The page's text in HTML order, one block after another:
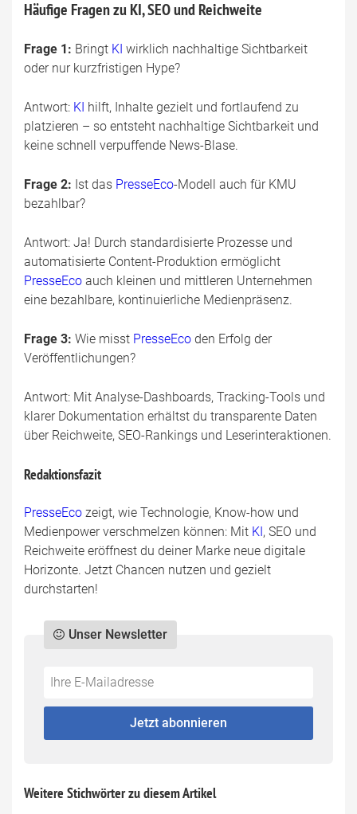
Häufige Fragen zu KI, SEO und Reichweite
Frage 1: Bringt KI wirklich nachhaltige Sichtbarkeit
oder nur kurzfristigen Hype?
Antwort: KI hilft, Inhalte gezielt und fortlaufend zu
platzieren – so entsteht nachhaltige Sichtbarkeit und
keine schnell verpuffende News-Blase.
Frage 2: Ist das PresseEco-Modell auch für KMU
bezahlbar?
Antwort: Ja! Durch standardisierte Prozesse und
automatisierte Content-Produktion ermöglicht
PresseEco auch kleinen und mittleren Unternehmen
eine bezahlbare, kontinuierliche Medienpräsenz.
Frage 3: Wie misst PresseEco den Erfolg der
Veröffentlichungen?
Antwort: Mit Analyse-Dashboards, Tracking-Tools und
klarer Dokumentation erhältst du transparente Daten
über Reichweite, SEO-Rankings und Leserinteraktionen.
Redaktionsfazit
PresseEco zeigt, wie Technologie, Know-how und
Medienpower verschmelzen können: Mit KI, SEO und
Reichweite eröffnest du deiner Marke neue digitale
Horizonte. Jetzt Chancen nutzen und gezielt
durchstarten!
Do
fill
Unser Newsletter
*Ihre
Mailadresse:
Jetzt abonnieren
Weitere Stichwörter zu diesem Artikel